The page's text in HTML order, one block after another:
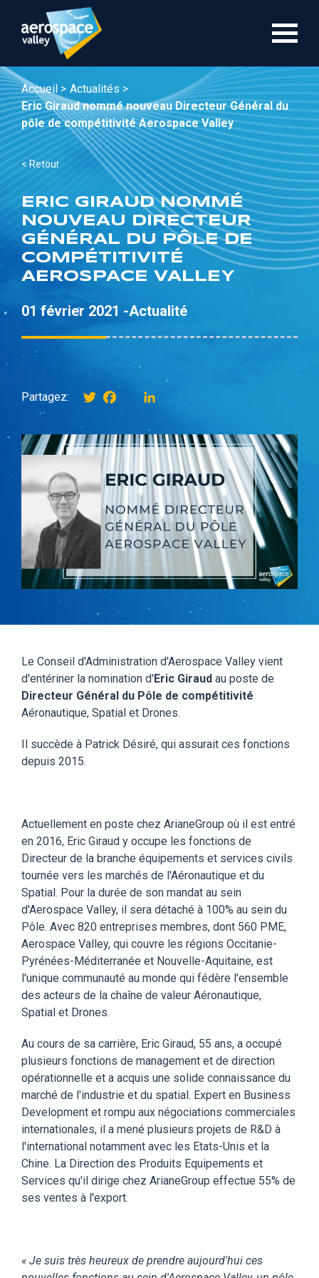
contenu
Accueil > Actualités >
Eric Giraud nommé nouveau Directeur Général du
pôle de compétitivité Aerospace Valley
< Retour
ERIC GIRAUD NOMMÉ
NOUVEAU DIRECTEUR
GÉNÉRAL DU PÔLE DE
COMPÉTITIVITÉ
AEROSPACE VALLEY
01 février 2021 -Actualité
Partagez: TwitterFacebookinstagram
Le Conseil d'Administration d'Aerospace Valley vient
d'entériner la nomination d'Eric Giraud au poste de
Directeur Général du Pôle de compétitivité
Aéronautique, Spatial et Drones.
Il succède à Patrick Désiré, qui assurait ces fonctions
depuis 2015.
Actuellement en poste chez ArianeGroup où il est entré
en 2016, Eric Giraud y occupe les fonctions de
Directeur de la branche équipements et services civils
tournée vers les marchés de l'Aéronautique et du
Spatial. Pour la durée de son mandat au sein
d'Aerospace Valley, il sera détaché à 100% au sein du
Pôle. Avec 820 entreprises membres, dont 560 PME,
Aerospace Valley, qui couvre les régions Occitanie-
Pyrénées-Méditerranée et Nouvelle-Aquitaine, est
l'unique communauté au monde qui fédère l'ensemble
des acteurs de la chaîne de valeur Aéronautique,
Spatial et Drones.
Au cours de sa carrière, Eric Giraud, 55 ans, a occupé
plusieurs fonctions de management et de direction
opérationnelle et a acquis une solide connaissance du
marché de l'industrie et du spatial. Expert en Business
Development et rompu aux négociations commerciales
internationales, il a mené plusieurs projets de R&D à
l'international notamment avec les Etats-Unis et la
Chine. La Direction des Produits Equipements et
Services qu'il dirige chez ArianeGroup effectue 55% de
ses ventes à l'export.
« Je suis très heureux de prendre aujourd'hui ces